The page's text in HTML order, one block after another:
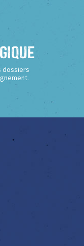
dossiers